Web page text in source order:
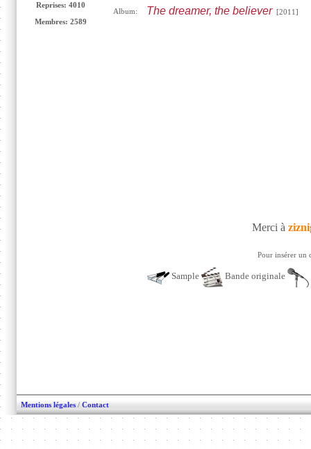
Reprises: 4010
Membres: 2589
Album: The dreamer, the believer[2011]
Merci à
Pour insérer un
Sample Bande originale
Mentions légales / Contact